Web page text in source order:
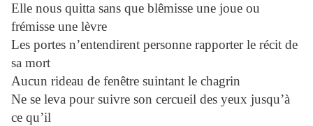
Elle nous quitta sans que blêmisse une joue ou
frémisse une lèvre
Les portes n’entendirent personne rapporter le récit de
sa mort
Aucun rideau de fenêtre suintant le chagrin
Ne se leva pour suivre son cercueil des yeux jusqu’à
ce qu’il